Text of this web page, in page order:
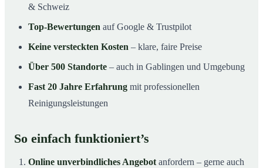
& Schweiz
Top-Bewertungen auf Google & Trustpilot
Keine versteckten Kosten – klare, faire Preise
Über 500 Standorte – auch in Gablingen und Umgebung
Fast 20 Jahre Erfahrung mit professionellen
Reinigungsleistungen
So einfach funktioniert’s
Online unverbindliches Angebot anfordern – gerne auch